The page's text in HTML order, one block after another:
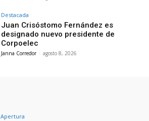
Destacada
Juan Crisóstomo Fernández es
designado nuevo presidente de
Corpoelec
Janna Corredor - agosto 8, 2026
Apertura